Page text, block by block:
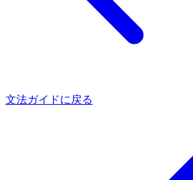
文法ガイドに戻る